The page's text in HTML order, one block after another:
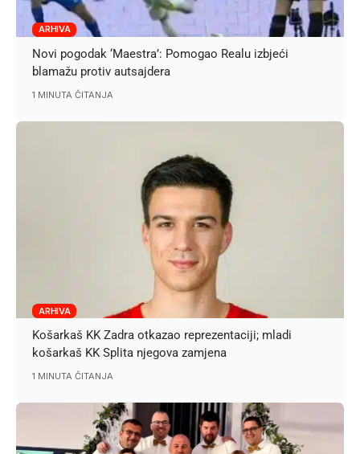
ARHIVA
Novi pogodak ‘Maestra’: Pomogao Realu izbjeći
blamažu protiv autsajdera
1 MINUTA ČITANJA
ARHIVA
Košarkaš KK Zadra otkazao reprezentaciji; mladi
košarkaš KK Splita njegova zamjena
1 MINUTA ČITANJA